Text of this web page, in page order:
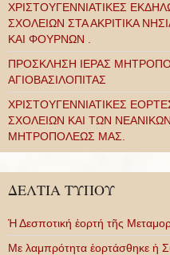
ΧΡΙΣΤΟΥΓΕΝΝΙΑΤΙΚΕΣ
ΣΧΟΛΕΙΩΝ ΣΤΑ ΑΚΡΙΤΙΚΑ
ΚΑΙ ΦΟΥΡΝΩΝ .
ΠΡΟΣΚΛΗΣΗ ΙΕΡΑΣ
ΑΓΙΟΒΑΣΙΛΟΠΙΤΑΣ
ΧΡΙΣΤΟΥΓΕΝΝΙΑΤΙΚΕΣ
ΣΧΟΛΕΙΩΝ ΚΑΙ ΤΩΝ
ΜΗΤΡΟΠΟΛΕΩΣ ΜΑΣ.
ΔΕΛΤΙΑ ΤΥΠΟΥ
Ἡ Δεσποτική ἑορτή τῆς
Με λαμπρότητα ἑορτάσθηκε ἡ